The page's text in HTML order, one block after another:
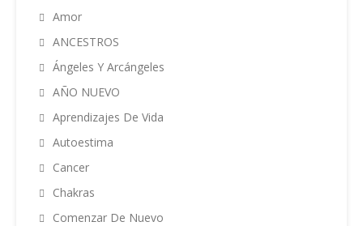
Amor
ANCESTROS
Ángeles Y Arcángeles
AÑO NUEVO
Aprendizajes De Vida
Autoestima
Cancer
Chakras
Comenzar De Nuevo